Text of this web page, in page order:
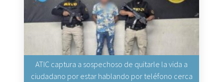
ATIC captura a sospechoso de quitarle la vida a
ciudadano por estar hablando por teléfono cerca